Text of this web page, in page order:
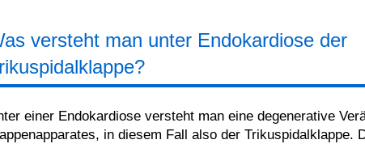
versteht man unter Endokardiose der
einer Endokardiose versteht man eine degenerative
in diesem Fall also der Trikuspidalklappe.